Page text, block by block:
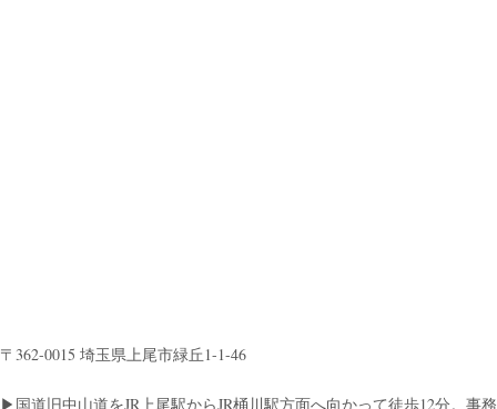
〒362-0015 埼玉県上尾市緑丘1-1-46
▶︎国道旧中山道をJR上尾駅からJR桶川駅方面へ向かって徒歩12分。事務